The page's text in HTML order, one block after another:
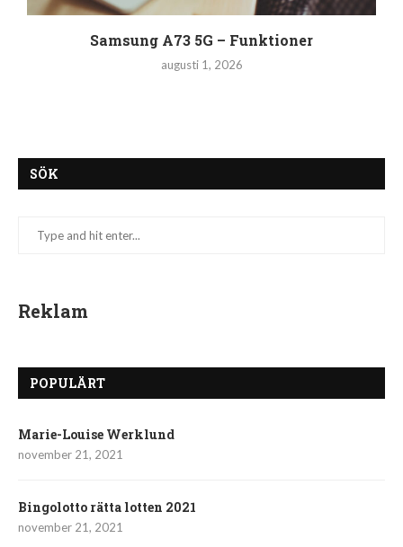
Samsung A73 5G – Funktioner
augusti 1, 2026
SÖK
Reklam
POPULÄRT
Marie-Louise Werklund
november 21, 2021
Bingolotto rätta lotten 2021
november 21, 2021